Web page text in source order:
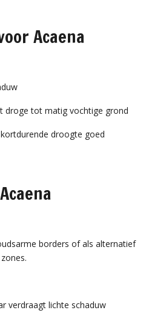
Acaena
droge tot matig vochtige grond
droogte goed
borders of als alternatief
verdraagt lichte schaduw